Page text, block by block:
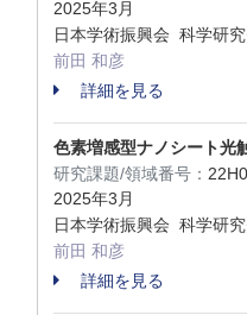
2025年3月
日本学術振興会 科学研
前田 和彦
詳細を見る
色素増感型ナノシート光
研究課題/領域番号：
2025年3月
日本学術振興会 科学研
前田 和彦
詳細を見る